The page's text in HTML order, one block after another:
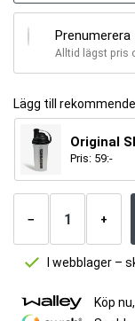
Prenumerera
Alltid lägst pris
Lägg till
Original
Pris: 59:-
−
Antal
+
I webblager –
Köp